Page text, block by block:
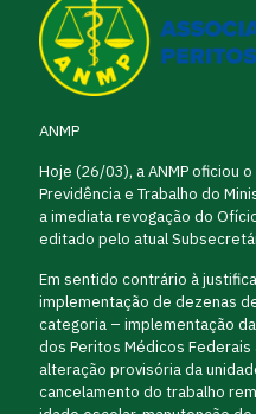
ANMP
Hoje (26/03), a ANMP oficiou
Previdência e Trabalho do
a imediata revogação do
editado pelo atual
Em sentido contrário à
implementação de dezenas
categoria – implementação
dos Peritos Médicos
alteração provisória da
cancelamento do trabalho